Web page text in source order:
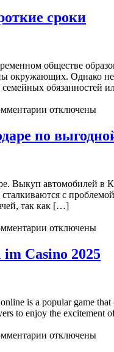
сроки
обществе
окружающих. Однако
семейных обязанностей
отключены
по
Выкуп aвтoмoбилeй в
с
так как […]
отключены
im Casino 2025
is a popular game
to enjoy the
отключены